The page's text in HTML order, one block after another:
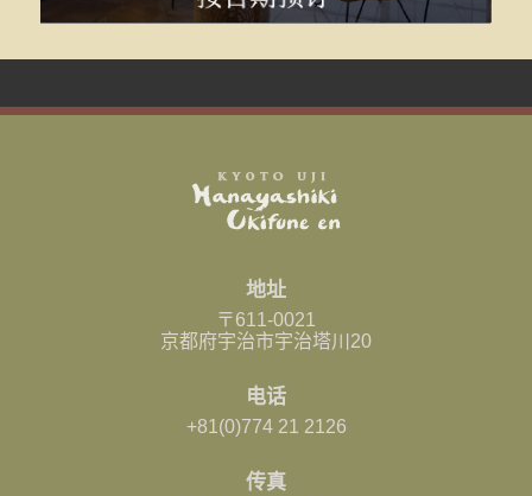
地址
〒611-0021
京都府宇治市宇治塔川20
电话
+81(0)774 21 2126
传真